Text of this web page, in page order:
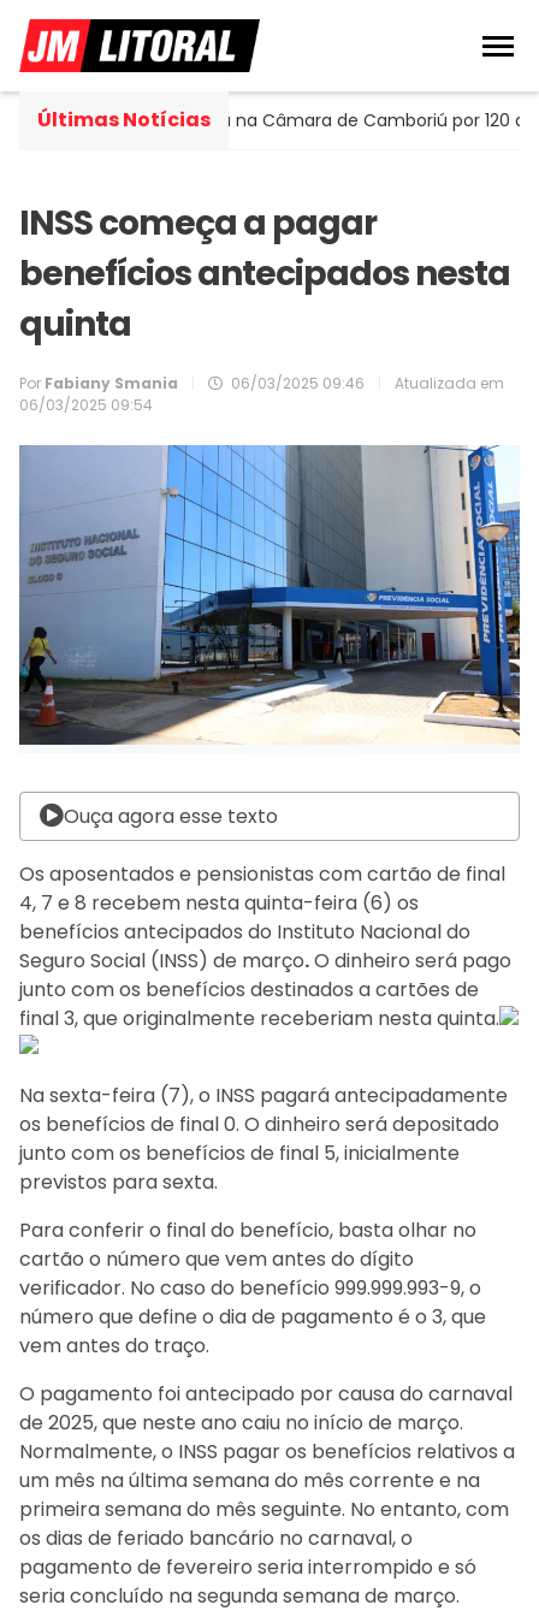
Últimas Notícias
assume cadeira na Câmara de Camboriú por 120 dias
INSS começa a pagar
benefícios antecipados nesta
quinta
Por Fabiany Smania 06/03/2025 09:46
Atualizada em
06/03/2025 09:54
Ouça agora esse texto
Os aposentados e pensionistas com cartão de final
4, 7 e 8 recebem nesta quinta-feira (6) os
benefícios antecipados do Instituto Nacional do
Seguro Social (INSS) de março.O dinheiro será pago
junto com os benefícios destinados a cartões de
final 3, que originalmente receberiam nesta quinta.
Na sexta-feira (7), o INSS pagará antecipadamente
os benefícios de final 0. O dinheiro será depositado
junto com os benefícios de final 5, inicialmente
previstos para sexta.
Para conferir o final do benefício, basta olhar no
cartão o número que vem antes do dígito
verificador. No caso do benefício 999.999.993-9, o
número que define o dia de pagamento é o 3, que
vem antes do traço.
O pagamento foi antecipado por causa do carnaval
de 2025, que neste ano caiu no início de março.
Normalmente, o INSS pagar os benefícios relativos a
um mês na última semana do mês corrente e na
primeira semana do mês seguinte. No entanto, com
os dias de feriado bancário no carnaval, o
pagamento de fevereiro seria interrompido e só
seria concluído na segunda semana de março.